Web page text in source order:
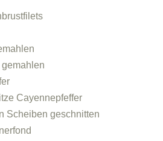
Cayennepfeffer
Scheiben geschnitten